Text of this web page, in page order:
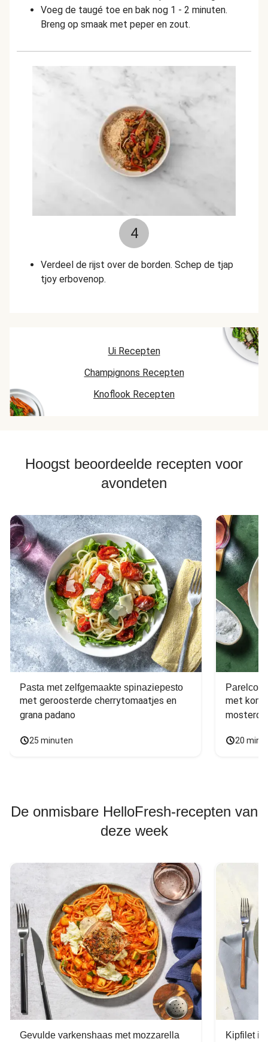
Voeg de taugé toe en bak nog 1 - 2 minuten.
Breng op smaak met peper en zout.
4
Verdeel de rijst over de borden. Schep de tjap
tjoy erbovenop.
Ui Recepten
Champignons Recepten
Knoflook Recepten
Hoogst beoordeelde recepten voor
avondeten
Pasta met zelfgemaakte spinaziepesto
met geroosterde cherrytomaatjes en
grana padano
25 minuten
met
20
De onmisbare HelloFresh-recepten van
deze week
Gevulde varkenshaas met mozzarella Kipfilet in